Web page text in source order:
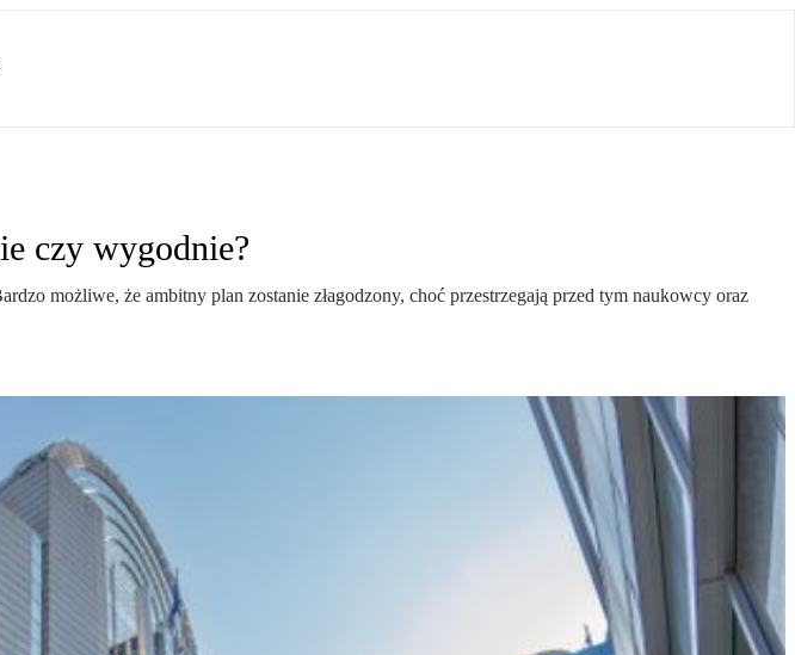
czy wygodnie?
możliwe, że ambitny plan zostanie złagodzony, choć przestrzegają przed tym naukowcy oraz